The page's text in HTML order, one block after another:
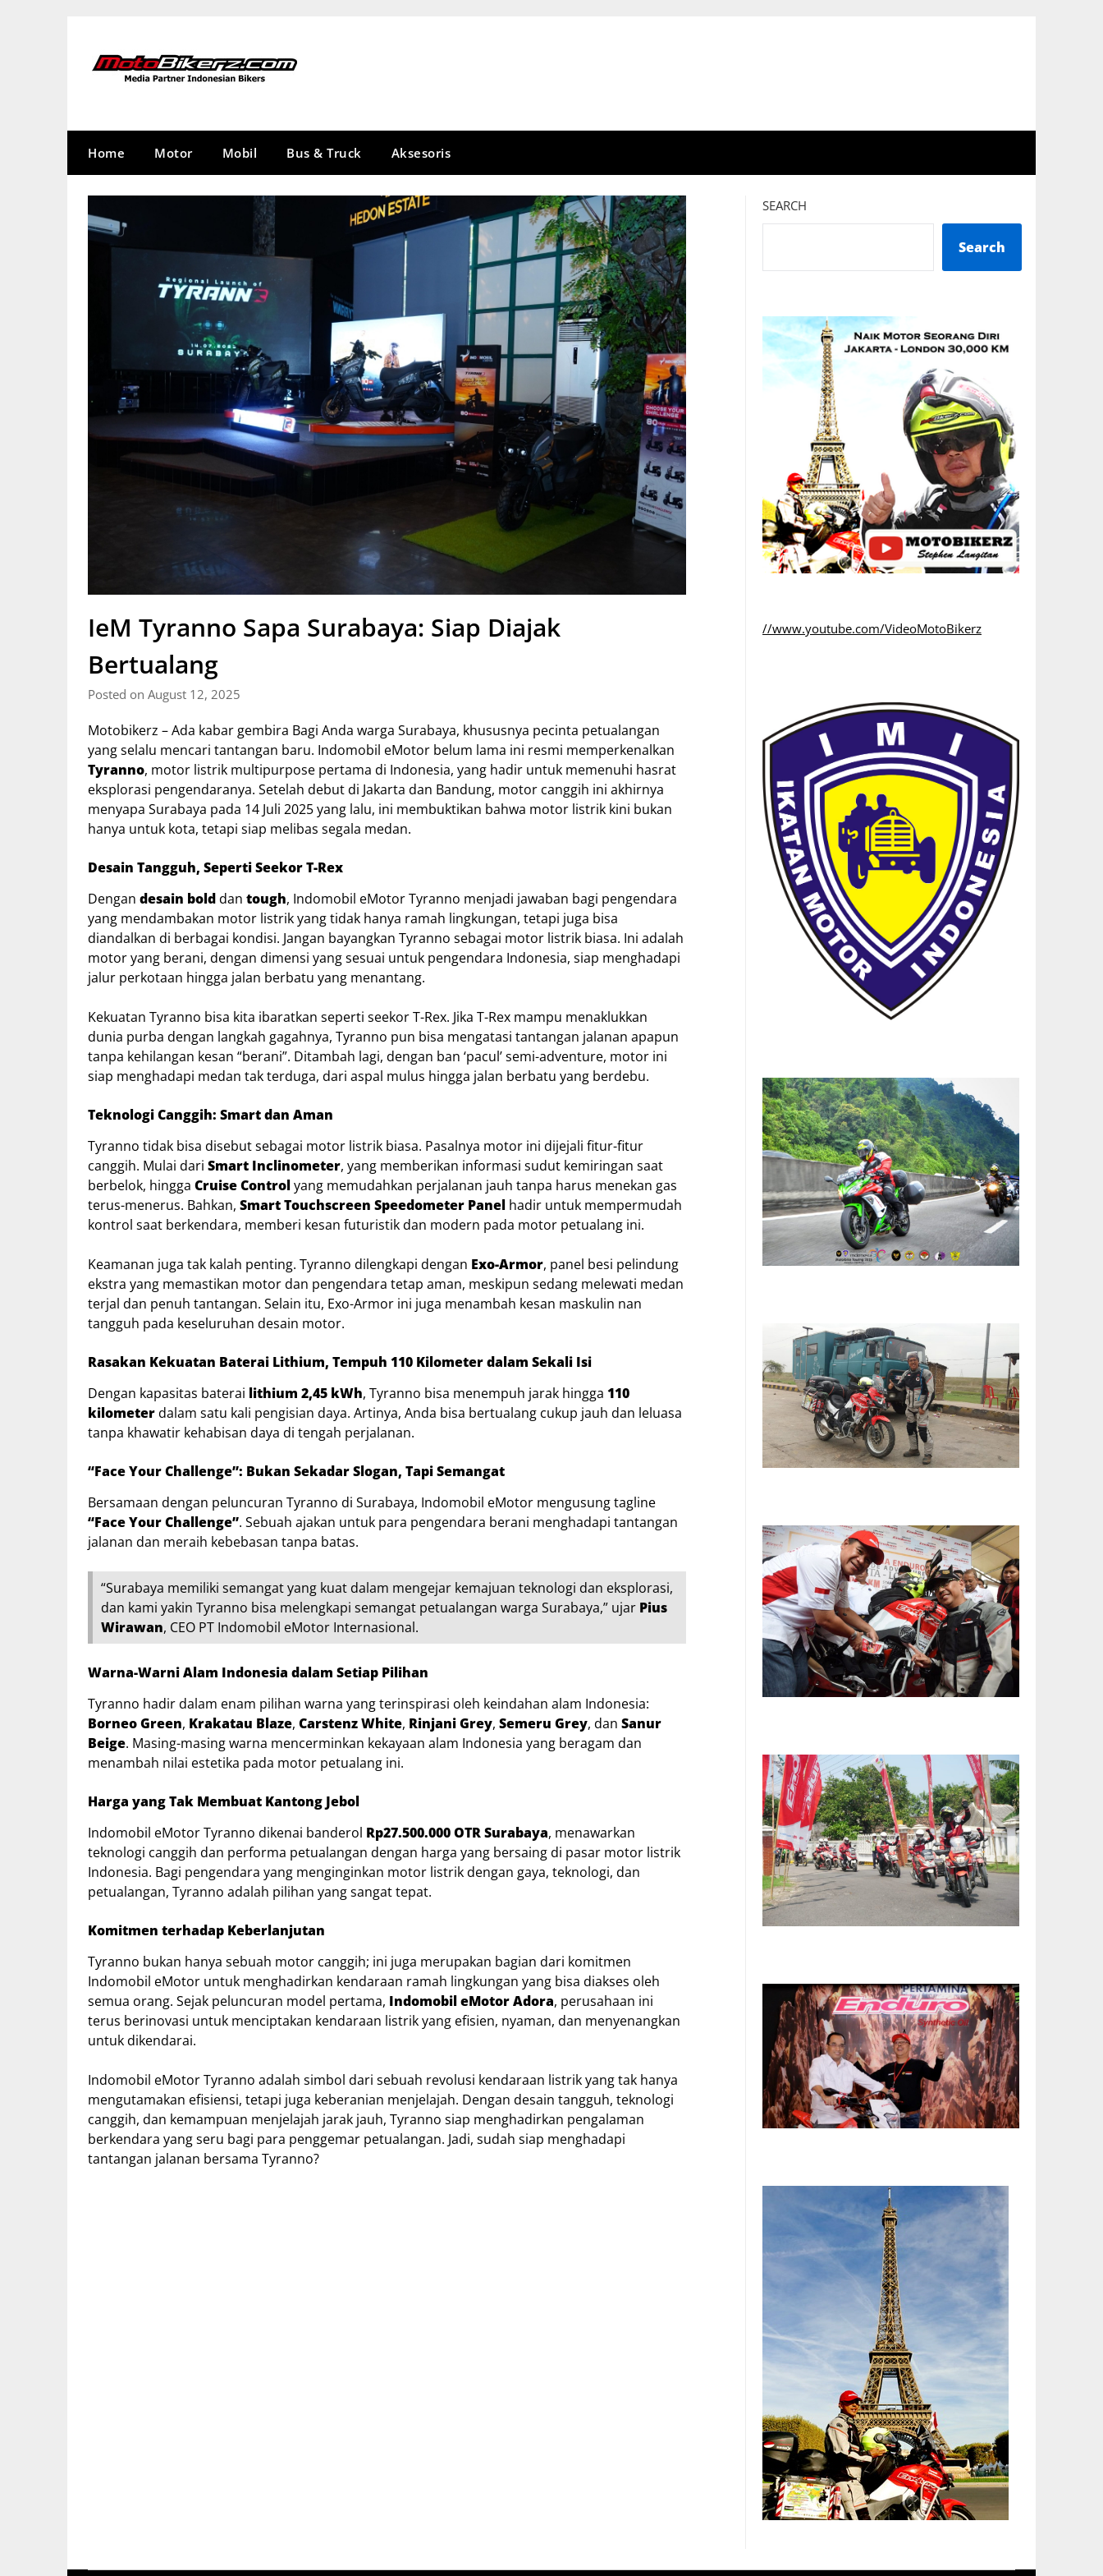
Home Motor Mobil Bus & Truck Aksesoris
IeM Tyranno Sapa Surabaya: Siap Diajak
Bertualang
Posted on August 12, 2025
Motobikerz – Ada kabar gembira Bagi Anda warga Surabaya, khususnya pecinta petualangan
yang selalu mencari tantangan baru. Indomobil eMotor belum lama ini resmi memperkenalkan
Tyranno, motor listrik multipurpose pertama di Indonesia, yang hadir untuk memenuhi hasrat
eksplorasi pengendaranya. Setelah debut di Jakarta dan Bandung, motor canggih ini akhirnya
menyapa Surabaya pada 14 Juli 2025 yang lalu, ini membuktikan bahwa motor listrik kini bukan
hanya untuk kota, tetapi siap melibas segala medan.
Desain Tangguh, Seperti Seekor T-Rex
Dengan desain bolddan tough, Indomobil eMotor Tyranno menjadi jawaban bagi pengendara
yang mendambakan motor listrik yang tidak hanya ramah lingkungan, tetapi juga bisa
diandalkan di berbagai kondisi. Jangan bayangkan Tyranno sebagai motor listrik biasa. Ini adalah
motor yang berani, dengan dimensi yang sesuai untuk pengendara Indonesia, siap menghadapi
jalur perkotaan hingga jalan berbatu yang menantang.
Kekuatan Tyranno bisa kita ibaratkan seperti seekor T-Rex. Jika T-Rex mampu menaklukkan
dunia purba dengan langkah gagahnya, Tyranno pun bisa mengatasi tantangan jalanan apapun
tanpa kehilangan kesan “berani”. Ditambah lagi, dengan ban ‘pacul’ semi-adventure, motor ini
siap menghadapi medan tak terduga, dari aspal mulus hingga jalan berbatu yang berdebu.
Teknologi Canggih: Smart dan Aman
Tyranno tidak bisa disebut sebagai motor listrik biasa. Pasalnya motor ini dijejali fitur-fitur
canggih. Mulai dari Smart Inclinometer, yang memberikan informasi sudut kemiringan saat
berbelok, hingga Cruise Controlyang memudahkan perjalanan jauh tanpa harus menekan gas
terus-menerus. Bahkan, Smart Touchscreen Speedometer Panel hadir untuk mempermudah
kontrol saat berkendara, memberi kesan futuristik dan modern pada motor petualang ini.
Keamanan juga tak kalah penting. Tyranno dilengkapi dengan Exo-Armor, panel besi pelindung
ekstra yang memastikan motor dan pengendara tetap aman, meskipun sedang melewati medan
terjal dan penuh tantangan. Selain itu, Exo-Armor ini juga menambah kesan maskulin nan
tangguh pada keseluruhan desain motor.
Rasakan Kekuatan Baterai Lithium, Tempuh 110 Kilometer dalam Sekali Isi
Dengan kapasitas baterai lithium 2,45 kWh, Tyranno bisa menempuh jarak hingga 110
kilometerdalam satu kali pengisian daya. Artinya, Anda bisa bertualang cukup jauh dan leluasa
tanpa khawatir kehabisan daya di tengah perjalanan.
“Face Your Challenge”: Bukan Sekadar Slogan, Tapi Semangat
Bersamaan dengan peluncuran Tyranno di Surabaya, Indomobil eMotor mengusung tagline
“Face Your Challenge”. Sebuah ajakan untuk para pengendara berani menghadapi tantangan
jalanan dan meraih kebebasan tanpa batas.
“Surabaya memiliki semangat yang kuat dalam mengejar kemajuan teknologi dan eksplorasi,
dan kami yakin Tyranno bisa melengkapi semangat petualangan warga Surabaya,” ujar Pius
Wirawan, CEO PT Indomobil eMotor Internasional.
Warna-Warni Alam Indonesia dalam Setiap Pilihan
Tyranno hadir dalam enam pilihan warna yang terinspirasi oleh keindahan alam Indonesia:
Borneo Green, Krakatau Blaze, Carstenz White, Rinjani Grey, Semeru Grey, dan Sanur
Beige. Masing-masing warna mencerminkan kekayaan alam Indonesia yang beragam dan
menambah nilai estetika pada motor petualang ini.
Harga yang Tak Membuat Kantong Jebol
Indomobil eMotor Tyranno dikenai banderol Rp27.500.000 OTR Surabaya, menawarkan
teknologi canggih dan performa petualangan dengan harga yang bersaing di pasar motor listrik
Indonesia. Bagi pengendara yang menginginkan motor listrik dengan gaya, teknologi, dan
petualangan, Tyranno adalah pilihan yang sangat tepat.
Komitmen terhadap Keberlanjutan
Tyranno bukan hanya sebuah motor canggih; ini juga merupakan bagian dari komitmen
Indomobil eMotor untuk menghadirkan kendaraan ramah lingkungan yang bisa diakses oleh
semua orang. Sejak peluncuran model pertama, Indomobil eMotor Adora, perusahaan ini
terus berinovasi untuk menciptakan kendaraan listrik yang efisien, nyaman, dan menyenangkan
untuk dikendarai.
Indomobil eMotor Tyranno adalah simbol dari sebuah revolusi kendaraan listrik yang tak hanya
mengutamakan efisiensi, tetapi juga keberanian menjelajah. Dengan desain tangguh, teknologi
canggih, dan kemampuan menjelajah jarak jauh, Tyranno siap menghadirkan pengalaman
berkendara yang seru bagi para penggemar petualangan. Jadi, sudah siap menghadapi
tantangan jalanan bersama Tyranno?
SEARCH
Search
//www.youtube.com/VideoMotoBikerz